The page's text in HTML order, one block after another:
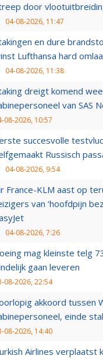
door
04-08-2026, 11:47
en dure
Lufthansa hard
04-08-2026, 11:38
dreigt komend
van SAS
08-2026, 10:57
succesvolle
Russisch
04-08-2026, 9:54
France-KLM aast op
van ‘hoofdpijn
04-08-2026, 7:26
mag kleinste telg
gaan leveren
08-2026, 22:54
akkoord tussen
einde
08-2026, 14:40
Airlines verplaatst